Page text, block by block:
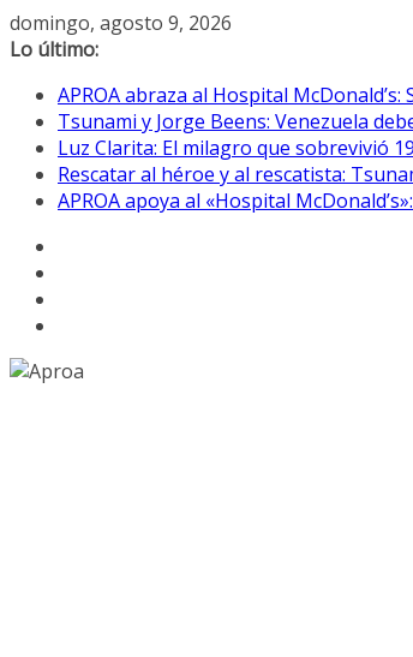
Saltar
al
domingo, agosto 9, 2026
Lo último:
APROA abraza al Hospital
Tsunami y Jorge Beens: Venezuela
Luz Clarita: El milagro que sobrevivió
Rescatar al héroe y al rescatista:
APROA apoya al «Hospital